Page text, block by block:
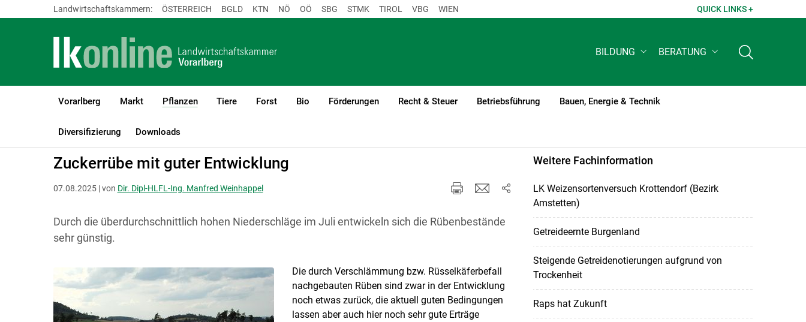
Landwirtschaftskammern: ÖSTERREICH BGLD KTN NÖ OÖ SBG STMK TIROL VBG WIEN QUICK LINKS +
BILDUNG BERATUNG
Vorarlberg Markt Pflanzen
(current)1
Tiere Forst Bio Förderungen Recht & Steuer Betriebsführung Bauen, Energie & Technik
Diversifizierung Downloads
LK Vorarlberg Pflanzen Ackerkulturen
Zuckerrübe mit guter Entwicklung
07.08.2025 | von Dir. Dipl-HLFL-Ing. Manfred Weinhappel
Durch die überdurchschnittlich hohen Niederschläge im Juli entwickeln sich die Rübenbestände
sehr günstig.
Die durch Verschlämmung bzw. Rüsselkäferbefall
nachgebauten Rüben sind zwar in der Entwicklung
noch etwas zurück, die aktuell guten Bedingungen
lassen aber auch hier noch sehr gute Erträge
Weitere Fachinformation
LK Weizensortenversuch Krottendorf (Bezirk
Amstetten)
Getreideernte Burgenland
Steigende Getreidenotierungen aufgrund von
Trockenheit
Raps hat Zukunft